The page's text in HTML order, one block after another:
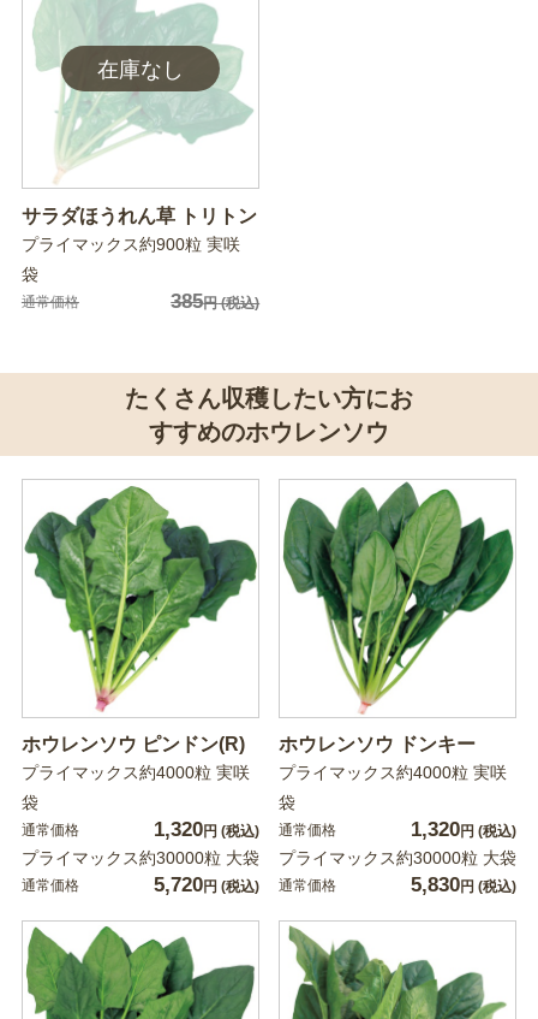
サラダほうれん草 トリトン
プライマックス約900粒 実咲
袋
通常価格 385円(税込)
たくさん収穫したい方にお
すすめのホウレンソウ
ホウレンソウ ピンドン(R)
プライマックス約4000粒 実咲
袋
通常価格 1,320円 (税込)
プライマックス約30000粒 大袋
通常価格 5,720円 (税込)
ホウレンソウ ドンキー
プライマックス約4000粒 実咲
袋
通常価格 1,320円 (税込)
プライマックス約30000粒 大袋
通常価格 5,830円 (税込)